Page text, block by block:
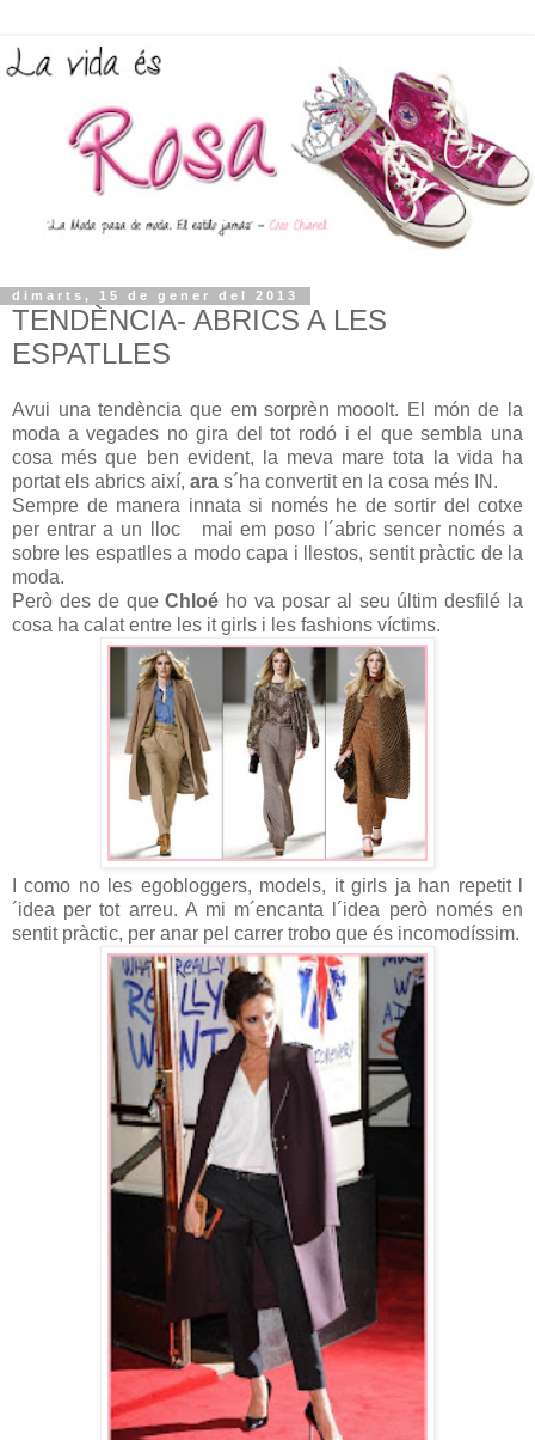
dimarts, 15 de gener del 2013
TENDÈNCIA- ABRICS A LES
ESPATLLES
Avui una tendència que em sorprèn mooolt. El món de la
moda a vegades no gira del tot rodó i el que sembla una
cosa més que ben evident, la meva mare tota la vida ha
portat els abrics així, ara s´ha convertit en la cosa més IN.
Sempre de manera innata si només he de sortir del cotxe
per entrar a un lloc mai em poso l´abric sencer només a
sobre les espatlles a modo capa i llestos, sentit pràctic de la
moda.
Però des de queChloé ho va posar al seu últim desfilé la
cosa ha calat entre les it girls i les fashions víctims.
I como no les egobloggers, models, it girls ja han repetit l
´idea per tot arreu. A mi m´encanta l´idea però només en
sentit pràctic, per anar pel carrer trobo que és incomodíssim.